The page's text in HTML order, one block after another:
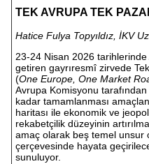
TEK AVRUPA TEK
Hatice Fulya Topyıldız, İKV
23-24 Nisan 2026 tarihlerinde
getiren gayrıresmî zirvede
(One Europe, One Market
Avrupa Komisyonu
kadar tamamlanması
haritası ile ekonomik ve
rekabetçilik düzeyinin
amaç olarak beş temel
çerçevesinde hayata
sunuluyor.